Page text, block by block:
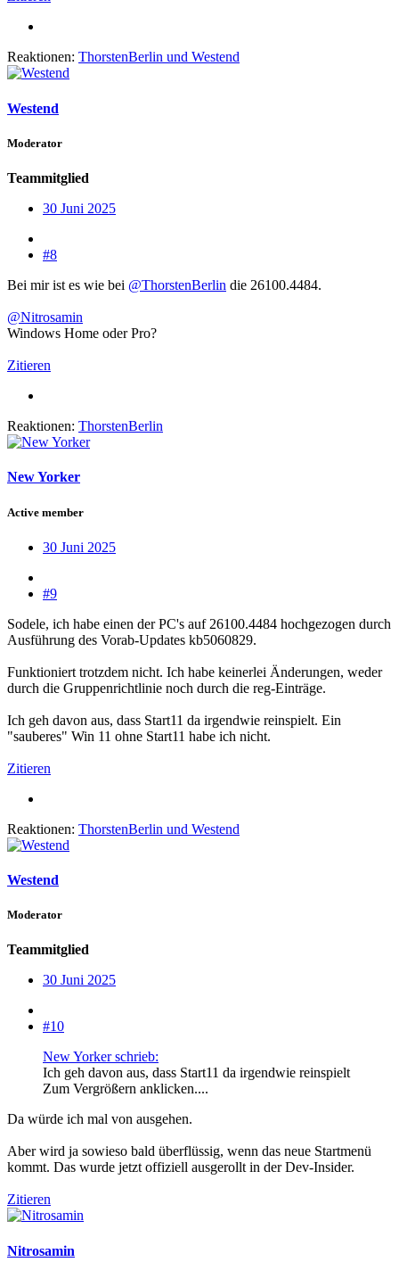
Reaktionen: ThorstenBerlin und Westend
Westend
Moderator
Teammitglied
30 Juni 2025
#8
Bei mir ist es wie bei @ThorstenBerlin die 26100.4484.
@Nitrosamin
Windows Home oder Pro?
Zitieren
Reaktionen: ThorstenBerlin
New Yorker
Active member
30 Juni 2025
#9
Sodele, ich habe einen der PC's auf 26100.4484 hochgezogen durch
Ausführung des Vorab-Updates kb5060829.
Funktioniert trotzdem nicht. Ich habe keinerlei Änderungen, weder
durch die Gruppenrichtlinie noch durch die reg-Einträge.
Ich geh davon aus, dass Start11 da irgendwie reinspielt. Ein
"sauberes" Win 11 ohne Start11 habe ich nicht.
Zitieren
Reaktionen: ThorstenBerlin und Westend
Westend
Moderator
Teammitglied
30 Juni 2025
#10
New Yorker schrieb:
Ich geh davon aus, dass Start11 da irgendwie reinspielt
Zum Vergrößern anklicken....
Da würde ich mal von ausgehen.
Aber wird ja sowieso bald überflüssig, wenn das neue Startmenü
kommt. Das wurde jetzt offiziell ausgerollt in der Dev-Insider.
Zitieren
Nitrosamin